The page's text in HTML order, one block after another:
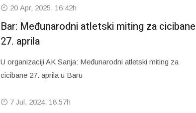
20 Apr, 2025. 16:42h
Bar: Međunarodni atletski miting za cicibane
27. aprila
U organizaciji AK Sanja: Međunarodni atletski miting za
cicibane 27. aprila u Baru
7 Jul, 2024. 18:57h